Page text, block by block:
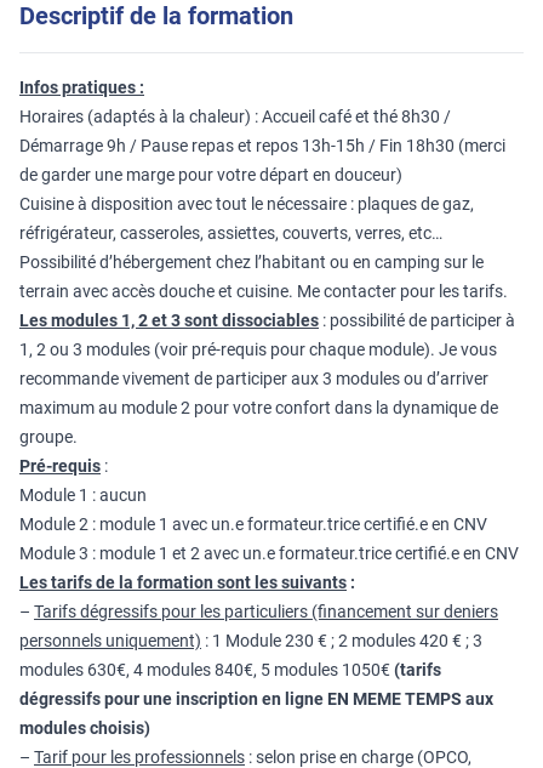
Descriptif de la formation
Infos pratiques :
Horaires (adaptés à la chaleur) : Accueil café et thé 8h30 /
Démarrage 9h / Pause repas et repos 13h-15h / Fin 18h30 (merci
de garder une marge pour votre départ en douceur)
Cuisine à disposition avec tout le nécessaire : plaques de gaz,
réfrigérateur, casseroles, assiettes, couverts, verres, etc…
Possibilité d’hébergement chez l’habitant ou en camping sur le
terrain avec accès douche et cuisine. Me contacter pour les tarifs.
Les modules 1, 2 et 3 sont dissociables : possibilité de participer à
1, 2 ou 3 modules (voir pré-requis pour chaque module). Je vous
recommande vivement de participer aux 3 modules ou d’arriver
maximum au module 2 pour votre confort dans la dynamique de
groupe.
Pré-requis :
Module 1 : aucun
Module 2 : module 1 avec un.e formateur.trice certifié.e en CNV
Module 3 : module 1 et 2 avec un.e formateur.trice certifié.e en CNV
Les tarifs de la formation sont les suivants :
– Tarifs dégressifs pour les particuliers (financement sur deniers
personnels uniquement) : 1 Module 230 € ; 2 modules 420 € ; 3
modules 630€, 4 modules 840€, 5 modules 1050€ (tarifs
dégressifs pour une inscription en ligne EN MEME TEMPS aux
modules choisis)
– Tarif pour les professionnels : selon prise en charge (OPCO,